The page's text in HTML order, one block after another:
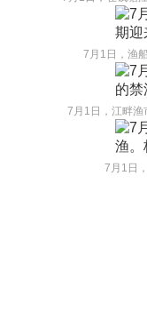
7月1日，渔
7月1日，江畔渔
7月1日